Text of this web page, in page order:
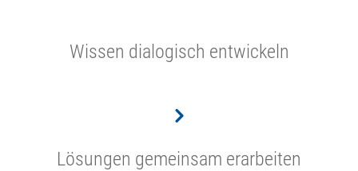
Wissen dialogisch entwickeln
Lösungen gemeinsam erarbeiten